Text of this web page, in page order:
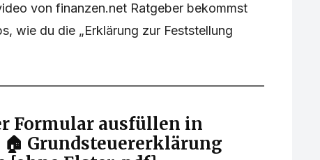
von finanzen.net Ratgeber bekommst
wie du die „Erklärung zur Feststellung
Formular ausfüllen in
Grundsteuererklärung